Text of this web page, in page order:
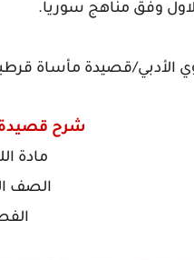
وفق مناهج سوريا.
الأدبي/قصيدة مأساة
شرح
مادة
الصف